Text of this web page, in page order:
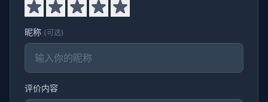
昵称 (可选)
评价内容